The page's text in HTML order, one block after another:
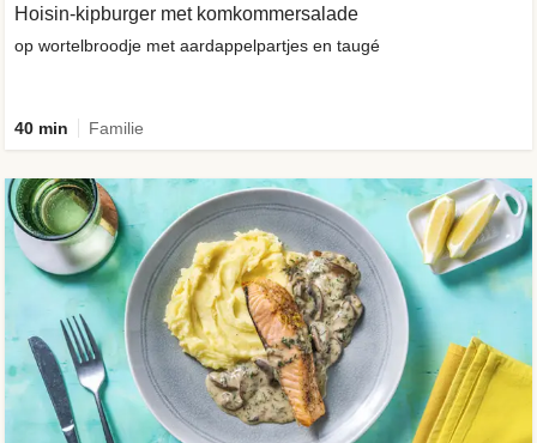
Hoisin-kipburger met komkommersalade
op wortelbroodje met aardappelpartjes en taugé
40 min Familie